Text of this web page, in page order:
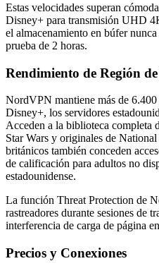
Estas velocidades superan
Disney+ para transmisión UHD
el almacenamiento en búfer
prueba de 2 horas.
Rendimiento de Región
NordVPN mantiene más de 6.400
Disney+, los servidores
Acceden a la biblioteca
Star Wars y originales de
británicos también conceden
de calificación para adultos no
estadounidense.
La función Threat Protection de
rastreadores durante sesiones de
interferencia de carga de página
Precios y Conexiones